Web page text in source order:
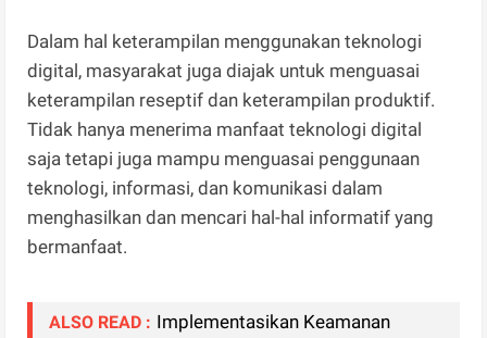
Dalam hal keterampilan menggunakan teknologi
digital, masyarakat juga diajak untuk menguasai
keterampilan reseptif dan keterampilan produktif.
Tidak hanya menerima manfaat teknologi digital
saja tetapi juga mampu menguasai penggunaan
teknologi, informasi, dan komunikasi dalam
menghasilkan dan mencari hal-hal informatif yang
bermanfaat.
ALSO READ : Implementasikan Keamanan